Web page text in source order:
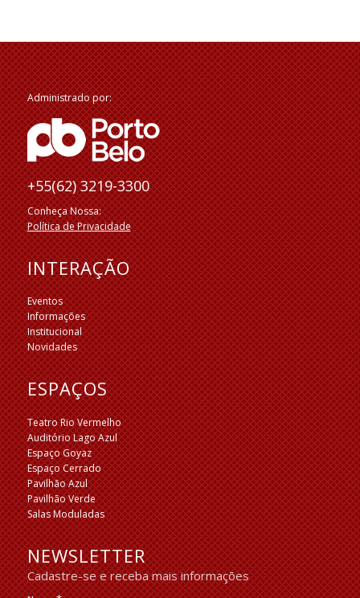
Administrado por:
+55(62) 3219-3300
Conheça Nossa:
Política de Privacidade
INTERAÇÃO
Eventos
Informações
Institucional
Novidades
ESPAÇOS
Teatro Rio Vermelho
Auditório Lago Azul
Espaço Goyaz
Espaço Cerrado
Pavilhão Azul
Pavilhão Verde
Salas Moduladas
NEWSLETTER
Cadastre-se e receba mais informações